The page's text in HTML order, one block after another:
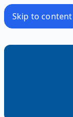
Skip to content